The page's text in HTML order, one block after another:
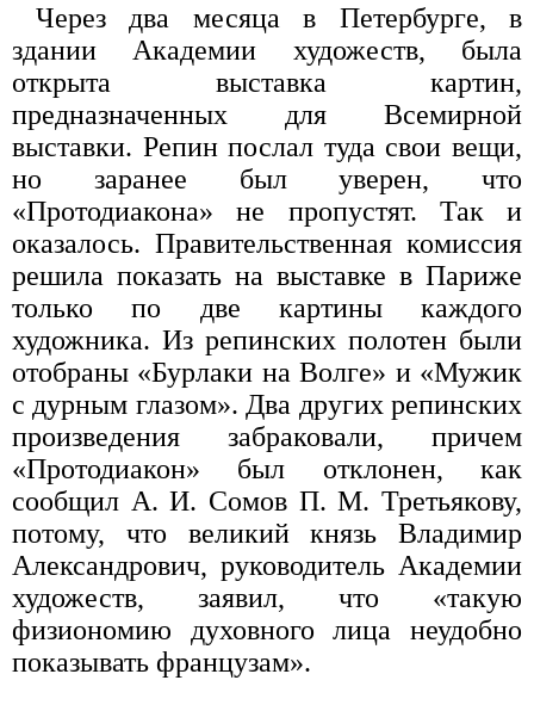
Через два месяца в Петербурге, в
здании Академии художеств, была
открыта выставка картин,
предназначенных для Всемирной
выставки. Репин послал туда свои вещи,
но заранее был уверен, что
«Протодиакона» не пропустят. Так и
оказалось. Правительственная комиссия
решила показать на выставке в Париже
только по две картины каждого
художника. Из репинских полотен были
отобраны «Бурлаки на Волге» и «Мужик
с дурным глазом». Два других репинских
произведения забраковали, причем
«Протодиакон» был отклонен, как
сообщил А. И. Сомов П. М. Третьякову,
потому, что великий князь Владимир
Александрович, руководитель Академии
художеств, заявил, что «такую
физиономию духовного лица неудобно
показывать французам».